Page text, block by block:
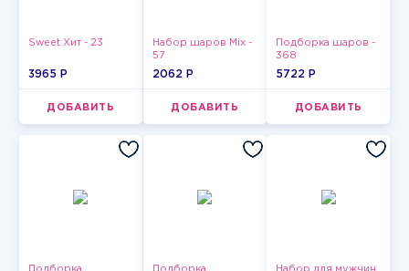
Sweet Хит - 23
3965 P
ДОБАВИТЬ
Набор шаров Mix -
57
2062 P
ДОБАВИТЬ
Подборка шаров -
368
5722 P
ДОБАВИТЬ
Подборка
Подборка
Набор для мужчин